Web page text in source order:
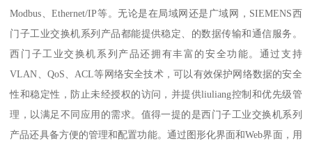
Modbus、Ethernet/IP等。无论是在局域网还是广域网，SIEMENS西
门子工业交换机系列产品都能提供稳定、的数据传输和通信服务。
西门子工业交换机系列产品还拥有丰富的安全功能。通过支持
VLAN、QoS、ACL等网络安全技术，可以有效保护网络数据的安全
性和稳定性，防止未经授权的访问，并提供liuliang控制和优先级管
理，以满足不同应用的需求。值得一提的是西门子工业交换机系列
产品还具备方便的管理和配置功能。通过图形化界面和Web界面，用